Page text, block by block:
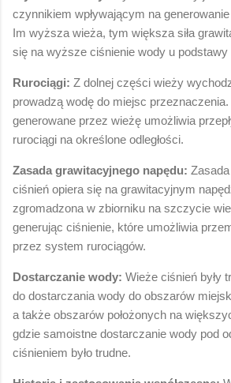
czynnikiem wpływającym na
Im wyższa wieża, tym większa siła
się na wyższe ciśnienie wody u podstawy
Rurociągi: Z dolnej części wieży
prowadzą wodę do miejsc
generowane przez wieżę umożliwia
rurociągi na określone odległości.
Zasada grawitacyjnego napędu:
ciśnień opiera się na grawitacyjnym
zgromadzona w zbiorniku na szczycie
generując ciśnienie, które umożliwia
przez system rurociągów.
Dostarczanie wody: Wieże ciśnień były
do dostarczania wody do obszarów
a także obszarów położonych na
gdzie samoistne dostarczanie wody pod
ciśnieniem było trudne.